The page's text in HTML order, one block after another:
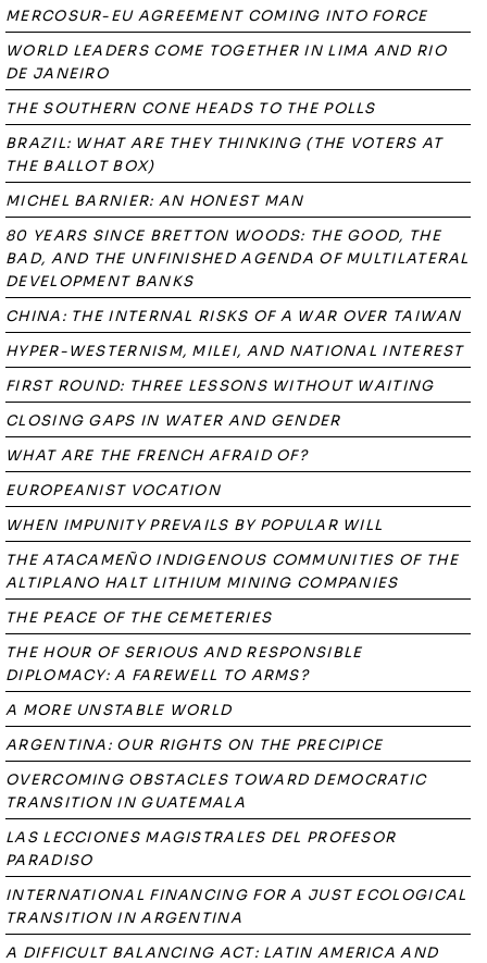
MERCOSUR-EU AGREEMENT COMING INTO FORCE
WORLD LEADERS COME TOGETHER IN LIMA AND RIO
DE JANEIRO
THE SOUTHERN CONE HEADS TO THE POLLS
BRAZIL: WHAT ARE THEY THINKING (THE VOTERS AT
THE BALLOT BOX)
MICHEL BARNIER: AN HONEST MAN
80 YEARS SINCE BRETTON WOODS: THE GOOD, THE
BAD, AND THE UNFINISHED AGENDA OF MULTILATERAL
DEVELOPMENT BANKS
CHINA: THE INTERNAL RISKS OF A WAR OVER TAIWAN
HYPER-WESTERNISM, MILEI, AND NATIONAL INTEREST
FIRST ROUND: THREE LESSONS WITHOUT WAITING
CLOSING GAPS IN WATER AND GENDER
WHAT ARE THE FRENCH AFRAID OF?
EUROPEANIST VOCATION
WHEN IMPUNITY PREVAILS BY POPULAR WILL
THE ATACAMEÑO INDIGENOUS COMMUNITIES OF THE
ALTIPLANO HALT LITHIUM MINING COMPANIES
THE PEACE OF THE CEMETERIES
THE HOUR OF SERIOUS AND RESPONSIBLE
DIPLOMACY: A FAREWELL TO ARMS?
A MORE UNSTABLE WORLD
ARGENTINA: OUR RIGHTS ON THE PRECIPICE
OVERCOMING OBSTACLES TOWARD DEMOCRATIC
TRANSITION IN GUATEMALA
LAS LECCIONES MAGISTRALES DEL PROFESOR
PARADISO
INTERNATIONAL FINANCING FOR A JUST ECOLOGICAL
TRANSITION IN ARGENTINA
A DIFFICULT BALANCING ACT: LATIN AMERICA AND